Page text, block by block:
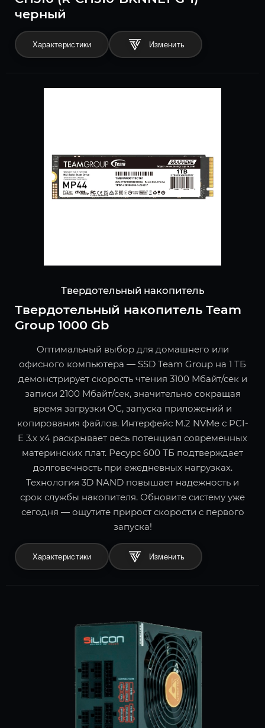
черный
Характеристики
Твердотельный накопитель
Твердотельный накопитель Team
Group 1000 Gb
Оптимальный выбор для домашнего или
офисного компьютера — SSD Team Group на 1 ТБ
демонстрирует скорость чтения 3100 Мбайт/сек и
записи 2100 Мбайт/сек, значительно сокращая
время загрузки ОС, запуска приложений и
копирования файлов. Интерфейс M.2 NVMe с PCI-
E 3.x x4 раскрывает весь потенциал современных
материнских плат. Ресурс 600 ТБ подтверждает
долговечность при ежедневных нагрузках.
Технология 3D NAND повышает надежность и
срок службы накопителя. Обновите систему уже
сегодня — ощутите прирост скорости с первого
запуска!
Характеристики